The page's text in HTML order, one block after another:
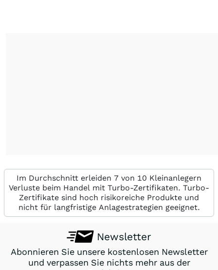
Im Durchschnitt erleiden 7 von 10 Kleinanlegern
Verluste beim Handel mit Turbo-Zertifikaten. Turbo-
Zertifikate sind hoch risikoreiche Produkte und
nicht für langfristige Anlagestrategien geeignet.
Newsletter
Abonnieren Sie unsere kostenlosen Newsletter
und verpassen Sie nichts mehr aus der